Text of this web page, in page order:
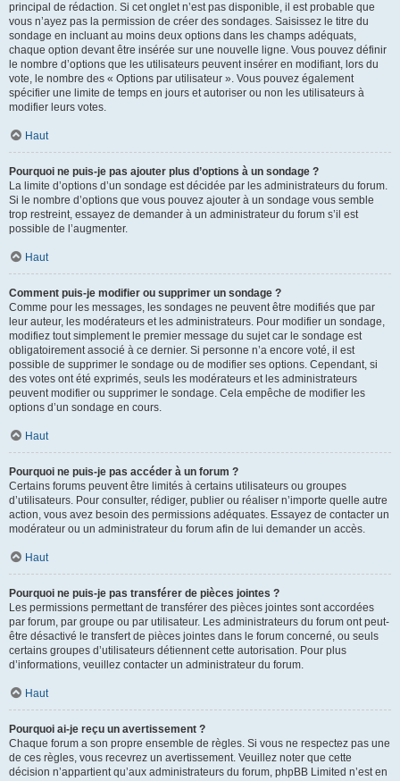
principal de rédaction. Si cet onglet n’est pas disponible, il est probable que
vous n’ayez pas la permission de créer des sondages. Saisissez le titre du
sondage en incluant au moins deux options dans les champs adéquats,
chaque option devant être insérée sur une nouvelle ligne. Vous pouvez définir
le nombre d’options que les utilisateurs peuvent insérer en modifiant, lors du
vote, le nombre des « Options par utilisateur ». Vous pouvez également
spécifier une limite de temps en jours et autoriser ou non les utilisateurs à
modifier leurs votes.
Haut
Pourquoi ne puis-je pas ajouter plus d’options à un sondage ?
La limite d’options d’un sondage est décidée par les administrateurs du forum.
Si le nombre d’options que vous pouvez ajouter à un sondage vous semble
trop restreint, essayez de demander à un administrateur du forum s’il est
possible de l’augmenter.
Haut
Comment puis-je modifier ou supprimer un sondage ?
Comme pour les messages, les sondages ne peuvent être modifiés que par
leur auteur, les modérateurs et les administrateurs. Pour modifier un sondage,
modifiez tout simplement le premier message du sujet car le sondage est
obligatoirement associé à ce dernier. Si personne n’a encore voté, il est
possible de supprimer le sondage ou de modifier ses options. Cependant, si
des votes ont été exprimés, seuls les modérateurs et les administrateurs
peuvent modifier ou supprimer le sondage. Cela empêche de modifier les
options d’un sondage en cours.
Haut
Pourquoi ne puis-je pas accéder à un forum ?
Certains forums peuvent être limités à certains utilisateurs ou groupes
d’utilisateurs. Pour consulter, rédiger, publier ou réaliser n’importe quelle autre
action, vous avez besoin des permissions adéquates. Essayez de contacter un
modérateur ou un administrateur du forum afin de lui demander un accès.
Haut
Pourquoi ne puis-je pas transférer de pièces jointes ?
Les permissions permettant de transférer des pièces jointes sont accordées
par forum, par groupe ou par utilisateur. Les administrateurs du forum ont peut-
être désactivé le transfert de pièces jointes dans le forum concerné, ou seuls
certains groupes d’utilisateurs détiennent cette autorisation. Pour plus
d’informations, veuillez contacter un administrateur du forum.
Haut
Pourquoi ai-je reçu un avertissement ?
Chaque forum a son propre ensemble de règles. Si vous ne respectez pas une
de ces règles, vous recevrez un avertissement. Veuillez noter que cette
décision n’appartient qu’aux administrateurs du forum, phpBB Limited n’est en